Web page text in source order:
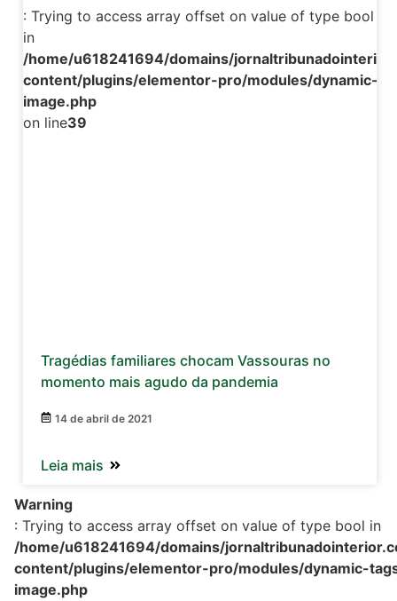
: Trying to access array offset on value of type bool
in
/home/u618241694/domains/
content/plugins/elementor-pro/modules/dynamic-
image.php
on line39
Tragédias familiares chocam Vassouras no
momento mais agudo da pandemia
14 de abril de 2021
Leia mais
Warning
: Trying to access array offset on value of type bool in
/home/u618241694/domains/
content/plugins/elementor-pro/modules/dynamic-
image.php